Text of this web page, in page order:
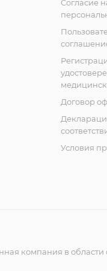
Согласие
Договор
Условия
компания в области